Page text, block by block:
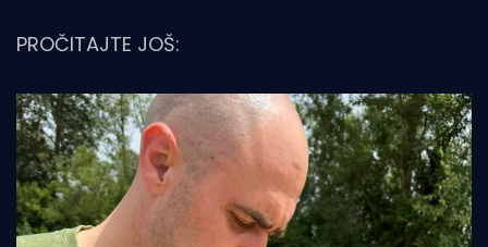
PROČITAJTE JOŠ: